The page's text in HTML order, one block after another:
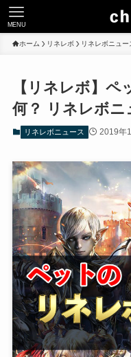
MENU
ホーム リネレボ リネレボニュー
【リネレボ】
何？ リネレボニ
リネレボニュース 2019年